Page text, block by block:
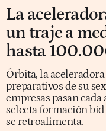
La
un traje a
hasta
Órbita, la
preparativos de su
empresas pasan cada
selecta formación
se retroalimenta.